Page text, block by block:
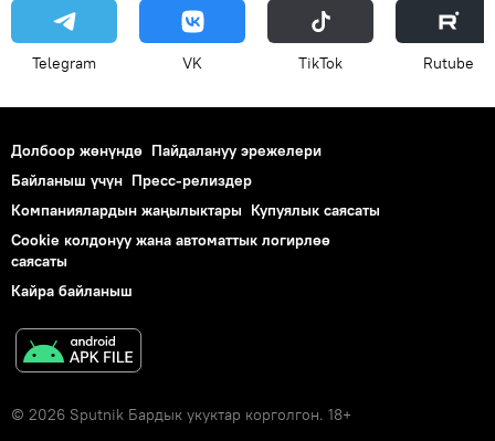
Telegram VK ТikТоk Rutube
Долбоор жөнүндө Пайдалануу эрежелери
Байланыш үчүн Пресс-релиздер
Компаниялардын жаңылыктары Купуялык саясаты
Cookie колдонуу жана автоматтык логирлөө
саясаты
Кайра байланыш
© 2026 Sputnik Бардык укуктар корголгон. 18+